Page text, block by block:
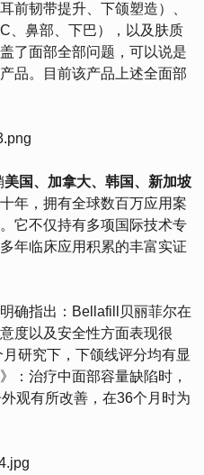
前韧带提升、下颌塑造）、
、鼻部、下巴），以及肤质
了面部全部问题，可以说是
品。目前该产品上述全面部
美国、加拿大、韩国、新加坡
年，拥有全球数百万应用案
它不仅持有多项国际技术专
年临床应用积累的丰富实证
确指出：Bellafill贝丽菲尔在
度以及安全性方面表现很
研究下，下颌线评分均有显
：治疗中面部容量缺陷时，
观有所改善，在36个月时为